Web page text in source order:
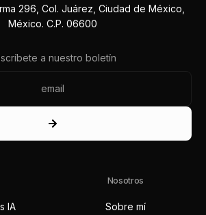
296, Col. Juárez, Ciudad de México,
México. C.P. 06600
a nuestro boletín
IA
Nosotros
Sobre mí